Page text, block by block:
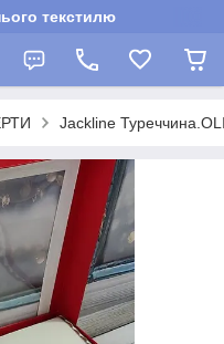
текстилю
Jackline